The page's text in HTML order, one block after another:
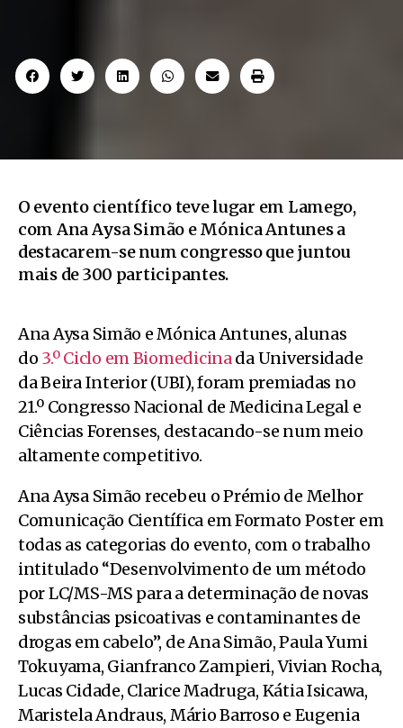
O evento científico teve lugar em Lamego,
com Ana Aysa Simão e Mónica Antunes a
destacarem-se num congresso que juntou
mais de 300 participantes.
Ana Aysa Simão e Mónica Antunes, alunas
do 3.º Ciclo em Biomedicinada Universidade
da Beira Interior (UBI), foram premiadas no
21.º Congresso Nacional de Medicina Legal e
Ciências Forenses, destacando-se num meio
altamente competitivo.
Ana Aysa Simão recebeu o Prémio de Melhor
Comunicação Científica em Formato Poster em
todas as categorias do evento, com o trabalho
intitulado “Desenvolvimento de um método
por LC/MS-MS para a determinação de novas
substâncias psicoativas e contaminantes de
drogas em cabelo”, de Ana Simão, Paula Yumi
Tokuyama, Gianfranco Zampieri, Vivian Rocha,
Lucas Cidade, Clarice Madruga, Kátia Isicawa,
Maristela Andraus, Mário Barroso e Eugenia